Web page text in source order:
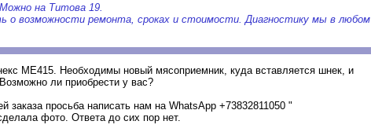
на Титова 19.
о возможности ремонта, сроках и стоимости. Диагностику мы в любом
МЕ415. Необходимы новый мясоприемник, куда вставляется шнек, и
ли приобрести у вас?
заказа просьба написать нам на WhatsApp +73832811050 "
фото. Ответа до сих пор нет.